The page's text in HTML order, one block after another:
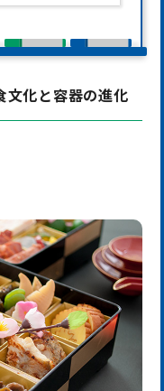
文化と容器の進化